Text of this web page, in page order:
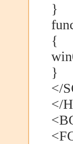
}
{
}
</
</